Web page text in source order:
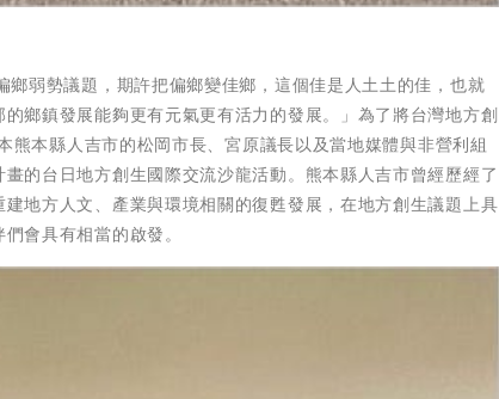
弱勢議題，期許把偏鄉變佳鄉，這個佳是人土土的佳，也就
鄉鎮發展能夠更有元氣更有活力的發展。」為了將台灣地方創
本縣人吉市的松岡市長、宮原議長以及當地媒體與非營利組
的台日地方創生國際交流沙龍活動。熊本縣人吉市曾經歷經了
地方人文、產業與環境相關的復甦發展，在地方創生議題上具
會具有相當的啟發。